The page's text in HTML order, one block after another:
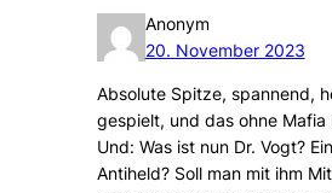
Anonym
20. November 2023
Absolute Spitze, spannend,
gespielt, und das ohne Mafia
Und: Was ist nun Dr. Vogt?
Antiheld? Soll man mit ihm